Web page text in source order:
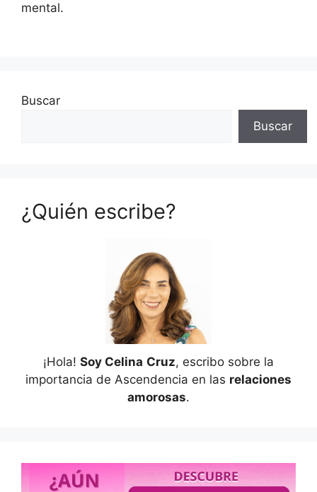
mental.
Buscar
Buscar
¿Quién escribe?
¡Hola! Soy Celina Cruz, escribo sobre la
importancia de Ascendencia en las relaciones
amorosas.